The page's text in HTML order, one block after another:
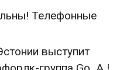
Телефонные
выступит